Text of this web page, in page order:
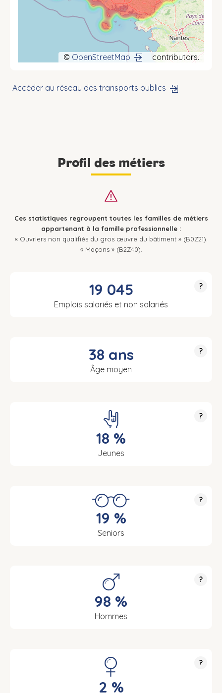
© OpenStreetMap contributors.
Accéder au réseau des transports publics
Profil des métiers
Ces statistiques regroupent toutes les familles de métiers
appartenant à la famille professionnelle :
« Ouvriers non qualifiés du gros œuvre du bâtiment » (B0Z21).
« Maçons » (B2Z40).
?
19 045
Emplois salariés et non salariés
?
38 ans
Âge moyen
?
18 %
Jeunes
?
19 %
Seniors
?
98 %
Hommes
?
2 %